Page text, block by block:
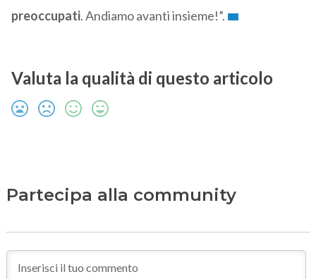
preoccupati. Andiamo avanti insieme!”.
Valuta la qualità di questo articolo
Partecipa alla community